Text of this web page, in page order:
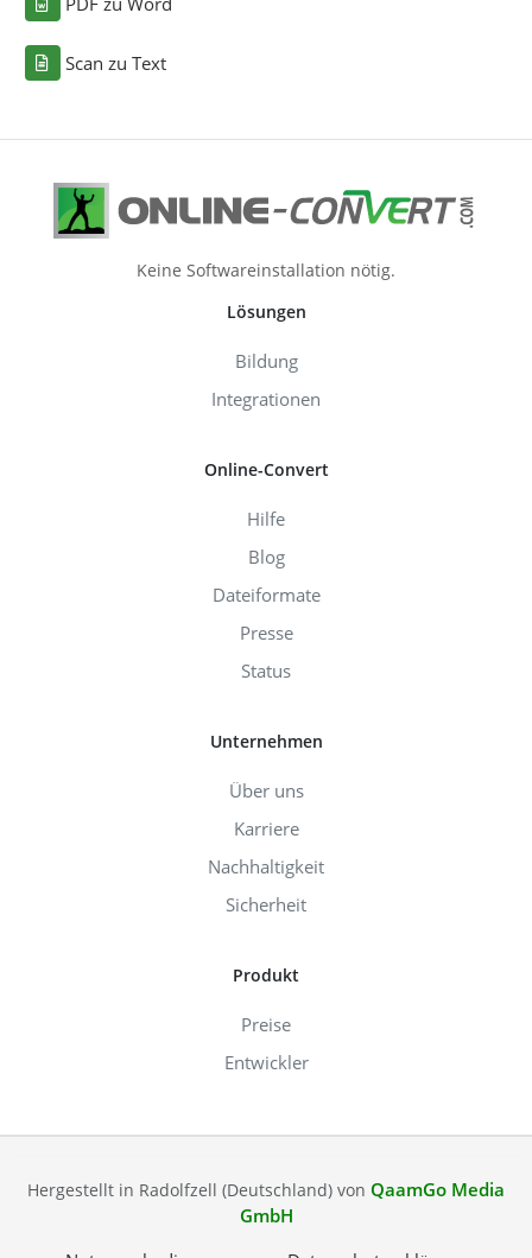
Scan zu Text
Keine Softwareinstallation nötig.
Lösungen
Bildung
Integrationen
Online-Convert
Hilfe
Blog
Dateiformate
Presse
Status
Unternehmen
Über uns
Karriere
Nachhaltigkeit
Sicherheit
Produkt
Preise
Entwickler
Hergestellt in Radolfzell (Deutschland) von QaamGo Media
GmbH